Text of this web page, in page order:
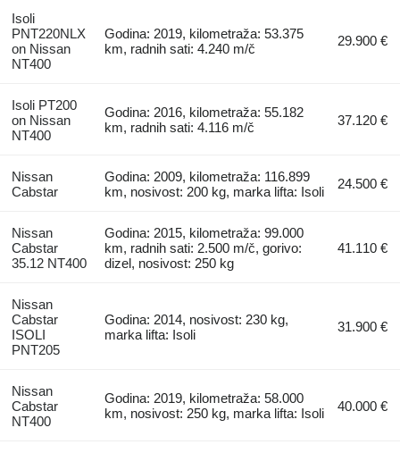
Isoli
PNT220NLX
on Nissan
NT400
Godina: 2019, kilometraža: 53.375
km, radnih sati: 4.240 m/č
29.900 €
Isoli PT200
on Nissan
NT400
Godina: 2016, kilometraža: 55.182
km, radnih sati: 4.116 m/č
37.120 €
Nissan
Cabstar
Godina: 2009, kilometraža: 116.899
km, nosivost: 200 kg, marka lifta: Isoli
24.500 €
Nissan
Cabstar
35.12 NT400
Godina: 2015, kilometraža: 99.000
km, radnih sati: 2.500 m/č, gorivo:
dizel, nosivost: 250 kg
41.110 €
Nissan
Cabstar
ISOLI
PNT205
Godina: 2014, nosivost: 230 kg,
marka lifta: Isoli
31.900 €
Nissan
Cabstar
NT400
Godina: 2019, kilometraža: 58.000
km, nosivost: 250 kg, marka lifta: Isoli
40.000 €